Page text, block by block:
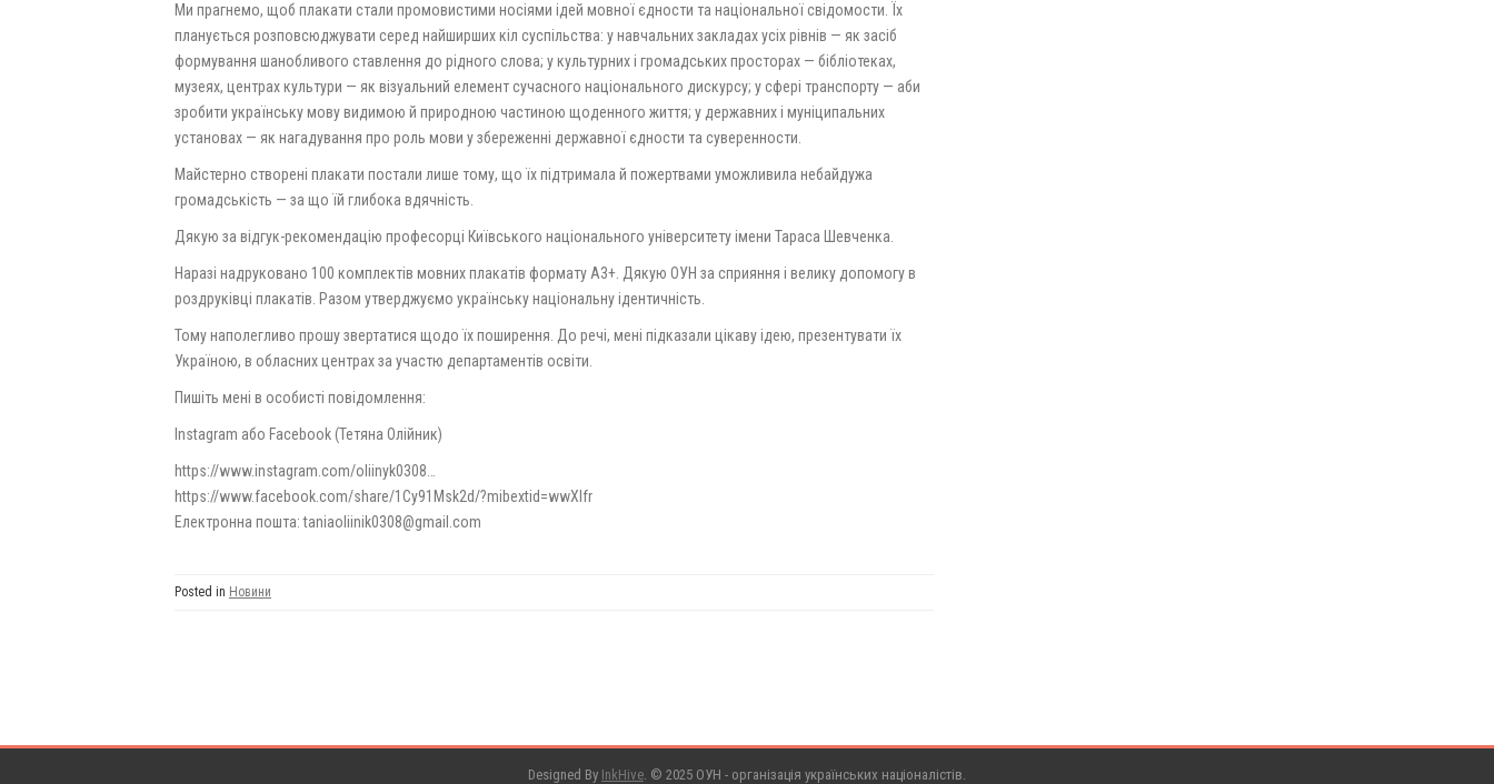
Ми прагнемо, щоб плакати стали промовистими носіями ідей мовної єдности та національної свідомости. Їх
планується розповсюджувати серед найширших кіл суспільства: у навчальних закладах усіх рівнів — як засіб
формування шанобливого ставлення до рідного слова; у культурних і громадських просторах — бібліотеках,
музеях, центрах культури — як візуальний елемент сучасного національного дискурсу; у сфері транспорту — аби
зробити українську мову видимою й природною частиною щоденного життя; у державних і муніципальних
установах — як нагадування про роль мови у збереженні державної єдности та суверенности.
Майстерно створені плакати постали лише тому, що їх підтримала й пожертвами уможливила небайдужа
громадськість — за що їй глибока вдячність.
Дякую за відгук-рекомендацію професорці Київського національного університету імени Тараса Шевченка.
Наразі надруковано 100 комплектів мовних плакатів формату А3+. Дякую ОУН за сприяння і велику допомогу в
роздруківці плакатів. Разом утверджуємо українську національну ідентичність.
Тому наполегливо прошу звертатися щодо їх поширення. До речі, мені підказали цікаву ідею, презентувати їх
Україною, в обласних центрах за участю департаментів освіти.
Пишіть мені в особисті повідомлення:
Instagram або Facebook (Тетяна Олійник)
https://www.instagram.com/oliinyk0308…
https://www.facebook.com/share/1Cy91Msk2d/?mibextid=wwXIfr
Електронна пошта: taniaoliinik0308@gmail.com
Posted in Новини
Designed By InkHive. © 2025 ОУН - організація українських націоналістів.